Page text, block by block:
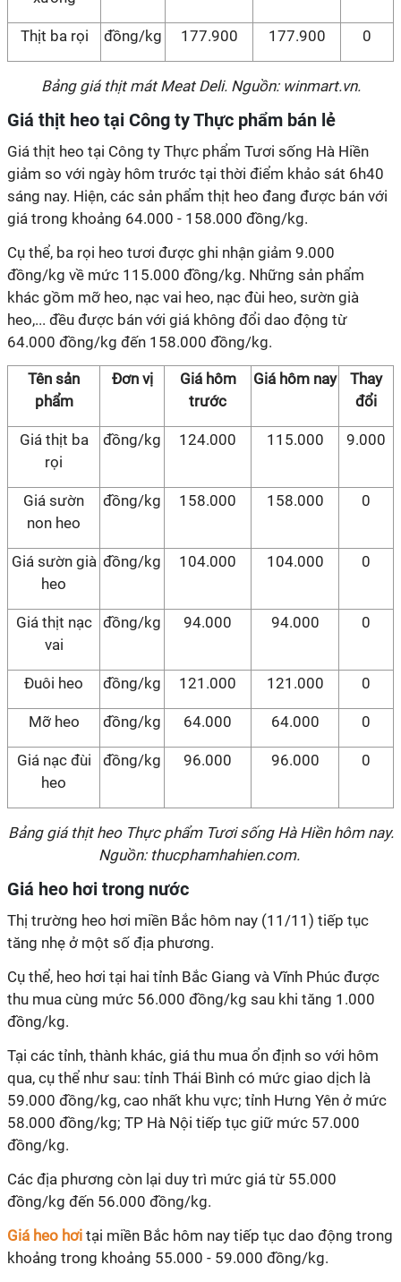
Thịt ba rọi đồng/kg 177.900 177.900 0
Bảng giá thịt mát Meat Deli. Nguồn: winmart.vn.
Giá thịt heo tại Công ty Thực phẩm bán lẻ
Giá thịt heo tại Công ty Thực phẩm Tươi sống Hà Hiền
giảm so với ngày hôm trước tại thời điểm khảo sát 6h40
sáng nay. Hiện, các sản phẩm thịt heo đang được bán với
giá trong khoảng 64.000 - 158.000 đồng/kg.
Cụ thể, ba rọi heo tươi được ghi nhận giảm 9.000
đồng/kg về mức 115.000 đồng/kg. Những sản phẩm
khác gồm mỡ heo, nạc vai heo, nạc đùi heo, sườn già
heo,... đều được bán với giá không đổi dao động từ
64.000 đồng/kg đến 158.000 đồng/kg.
Tên sản
phẩm
Đơn vị
Giá hôm
trước
Giá hôm nay
Thay
đổi
Giá thịt ba
rọi
đồng/kg 124.000 115.000 9.000
Giá sườn
non heo
đồng/kg 158.000 158.000 0
Giá sườn già
heo
đồng/kg 104.000 104.000 0
Giá thịt nạc
vai
đồng/kg 94.000 94.000 0
Đuôi heo đồng/kg 121.000 121.000 0
Mỡ heo đồng/kg 64.000 64.000 0
Giá nạc đùi
heo
đồng/kg 96.000 96.000 0
Bảng giá thịt heo Thực phẩm Tươi sống Hà Hiền hôm nay.
Nguồn: thucphamhahien.com.
Giá heo hơi trong nước
Thị trường heo hơi miền Bắc hôm nay (11/11) tiếp tục
tăng nhẹ ở một số địa phương.
Cụ thể, heo hơi tại hai tỉnh Bắc Giang và Vĩnh Phúc được
thu mua cùng mức 56.000 đồng/kg sau khi tăng 1.000
đồng/kg.
Tại các tỉnh, thành khác, giá thu mua ổn định so với hôm
qua, cụ thể như sau: tỉnh Thái Bình có mức giao dịch là
59.000 đồng/kg, cao nhất khu vực; tỉnh Hưng Yên ở mức
58.000 đồng/kg; TP Hà Nội tiếp tục giữ mức 57.000
đồng/kg.
Các địa phương còn lại duy trì mức giá từ 55.000
đồng/kg đến 56.000 đồng/kg.
Giá heo hơi tại miền Bắc hôm nay tiếp tục dao động trong
khoảng trong khoảng 55.000 - 59.000 đồng/kg.